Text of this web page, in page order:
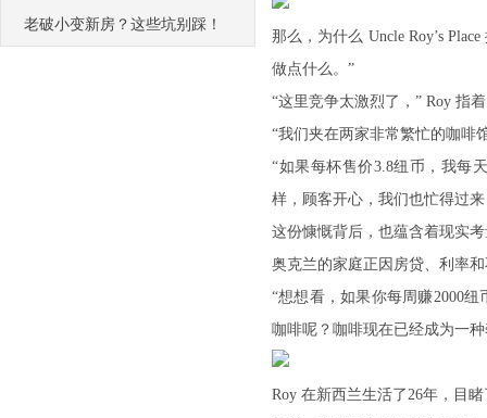
老破小变新房？这些坑别踩！
那么，为什么 Uncle Roy’s
做点什么。”
“这里竞争太激烈了，” Roy 指
“我们夹在两家非常繁忙的咖啡
“如果每杯售价3.8纽币，我每
样，顾客开心，我们也忙得过
这份慷慨背后，也蕴含着现实
奥克兰的家庭正因房贷、利率
“想想看，如果你每周赚2000
咖啡呢？咖啡现在已经成为一
Roy 在新西兰生活了26年，目